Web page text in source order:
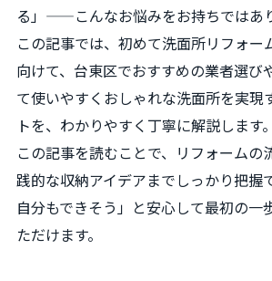
る」——こんなお悩みをお持ちではあ
この記事では、初めて洗面所リフォー
向けて、台東区でおすすめの業者選び
て使いやすくおしゃれな洗面所を実現
トを、わかりやすく丁寧に解説します。
この記事を読むことで、リフォームの
践的な収納アイデアまでしっかり把握
自分もできそう」と安心して最初の一
ただけます。